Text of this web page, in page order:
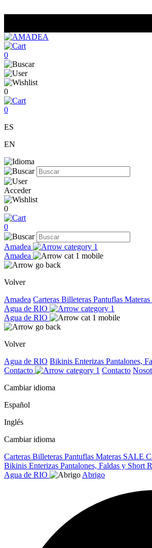
0
0
0
ES
EN
Acceder
0
0
Amadea
Amadea
Volver
Amadea Carteras Billeteras Pantuflas Materas
Agua de RIO
Agua de RIO
Volver
Agua de RIO Bikinis Enterizas Pantalones,
Contacto
Contacto
Cambiar idioma
Español
Inglés
Cambiar idioma
Carteras Billeteras Pantuflas Materas SALE
Bikinis Enterizas Pantalones, Faldas y Short
Agua de RIO
Abrigo